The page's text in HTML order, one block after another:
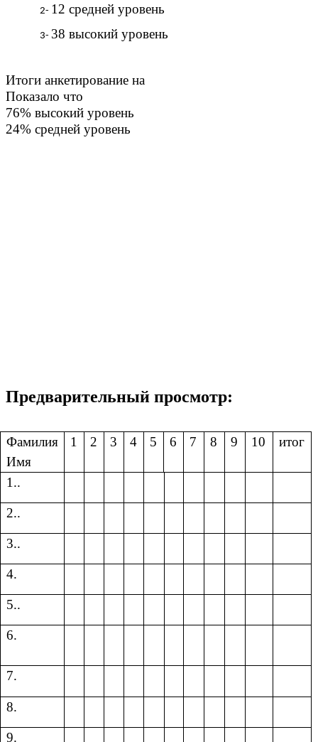
12 средней уровень
38 высокий уровень
Итоги анкетирование на
Показало что
76% высокий уровень
24% средней уровень
Предварительный просмотр:
Фамилия
Имя
1 2 3 4 5 6 7 8 9 10 итог
1..
2..
3..
4.
5..
6.
7.
8.
9.